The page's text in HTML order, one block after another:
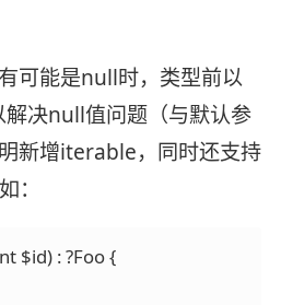
可能是null时，类型前以
解决null值问题（与默认参
新增iterable，同时还支持
：
$id) : ?Foo {